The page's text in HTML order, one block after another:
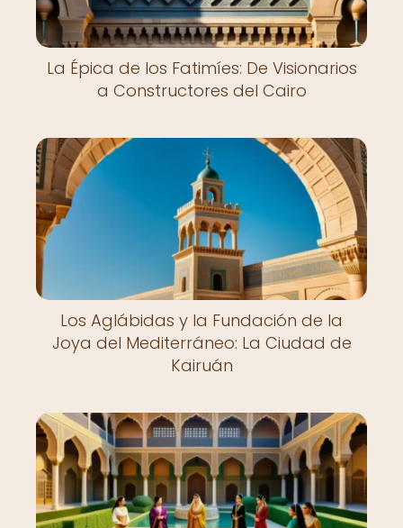
La Épica de los Fatimíes: De Visionarios
a Constructores del Cairo
Los Aglábidas y la Fundación de la
Joya del Mediterráneo: La Ciudad de
Kairuán